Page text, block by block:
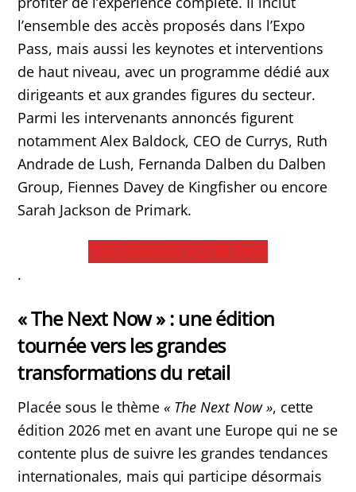
l’ensemble des accès proposés dans l’Expo
Pass, mais aussi les keynotes et interventions
de haut niveau, avec un programme dédié aux
dirigeants et aux grandes figures du secteur.
Parmi les intervenants annoncés figurent
notamment Alex Baldock, CEO de Currys, Ruth
Andrade de Lush, Fernanda Dalben du Dalben
Group, Fiennes Davey de Kingfisher ou encore
Sarah Jackson de Primark.
TÉLÉCHARGEZ VOTRE PASS
.
« The Next Now » : une édition
tournée vers les grandes
transformations du retail
Placée sous le thème« The Next Now », cette
édition 2026 met en avant une Europe qui ne se
contente plus de suivre les grandes tendances
internationales, mais qui participe désormais